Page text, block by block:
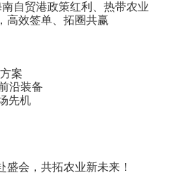
自贸港政策红利、热带农业
高效签单、拓圈共赢
案
沿装备
先机
会，共拓农业新未来！